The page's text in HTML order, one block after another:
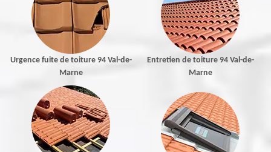
Urgence fuite de toiture 94 Val-de-
Marne
Entretien de toiture 94 Val-de-
Marne